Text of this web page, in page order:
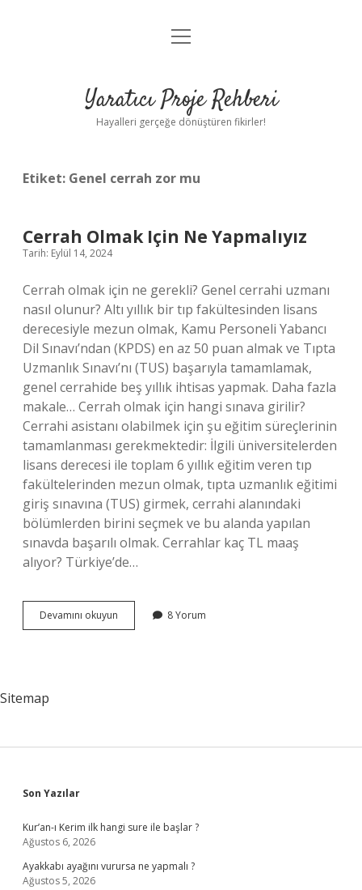
Anasayfa
Yasal Uyarı
menüyü
Yaratıcı Proje Rehberi
Hayalleri gerçeğe dönüştüren fikirler!
Etiket: Genel cerrah zor mu
Cerrah Olmak Için Ne Yapmalıyız
Tarih: Eylül 14, 2024
Cerrah olmak için ne gerekli? Genel cerrahi uzmanı
nasıl olunur? Altı yıllık bir tıp fakültesinden lisans
derecesiyle mezun olmak, Kamu Personeli Yabancı
Dil Sınavı’ndan (KPDS) en az 50 puan almak ve Tıpta
Uzmanlık Sınavı’nı (TUS) başarıyla tamamlamak,
genel cerrahide beş yıllık ihtisas yapmak. Daha fazla
makale… Cerrah olmak için hangi sınava girilir?
Cerrahi asistanı olabilmek için şu eğitim süreçlerinin
tamamlanması gerekmektedir: İlgili üniversitelerden
lisans derecesi ile toplam 6 yıllık eğitim veren tıp
fakültelerinden mezun olmak, tıpta uzmanlık eğitimi
giriş sınavına (TUS) girmek, cerrahi alanındaki
bölümlerden birini seçmek ve bu alanda yapılan
sınavda başarılı olmak. Cerrahlar kaç TL maaş
alıyor? Türkiye’de…
Devamını okuyun
Olmak
8 Yorum
Sitemap
Sidebar
Son Yazılar
Kur’an-ı Kerim ilk hangi sure ile başlar ?
Ağustos 6, 2026
Ayakkabı ayağını vurursa ne yapmalı ?
Ağustos 5, 2026